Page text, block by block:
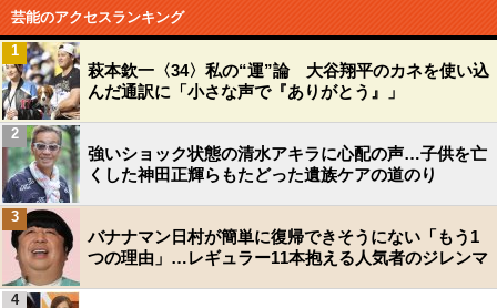
芸能のアクセスランキング
萩本欽一〈34〉私の“運”論 大谷翔平のカネを使い込
んだ通訳に「小さな声で『ありがとう』」
1
強いショック状態の清水アキラに心配の声…子供を亡
くした神田正輝らもたどった遺族ケアの道のり
2
バナナマン日村が簡単に復帰できそうにない「もう1
つの理由」…レギュラー11本抱える人気者のジレンマ
3
4